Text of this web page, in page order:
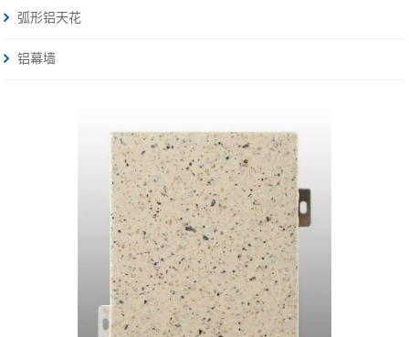
弧形铝天花
铝幕墙